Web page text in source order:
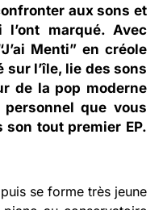
aux sons et
marqué. Avec
Menti” en créole
l’île, lie des sons
de la pop moderne
que vous
tout premier EP.
se forme très jeune